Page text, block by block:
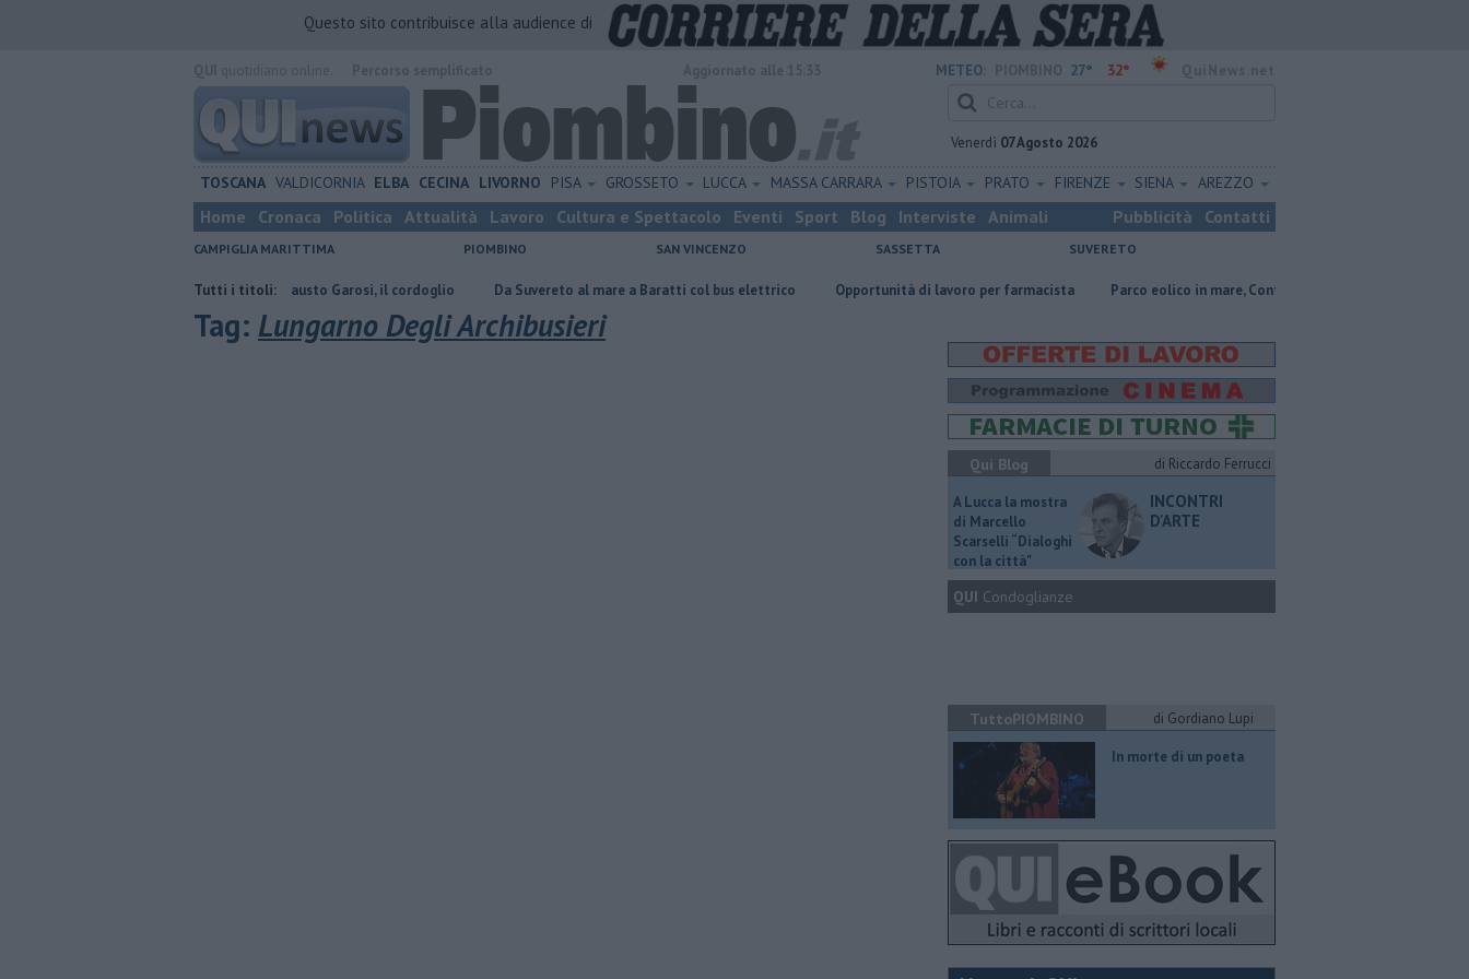
Questo sito contribuisce alla audience di
METEO: 27° 32°
Venerdì 07 Agosto 2026
TOSCANA VALDICORNIA ELBA CECINA LIVORNO PISA GROSSETO LUCCA MASSA CARRARA PISTOIA PRATO FIRENZE SIENA AREZZO
Home Cronaca Politica Attualità Lavoro Cultura e Spettacolo Eventi Sport Blog Interviste Animali Pubblicità Contatti
CAMPIGLIA MARITTIMA PIOMBINO SAN VINCENZO SASSETTA SUVERETO
Tutti i titoli:
Addio al dottor Fausto Garosi, il cordoglio Da Suvereto al mare a Baratti col bus elettrico Opportunità di lavoro per farmacista Parco eolico in mare, Confagricoltura contraria
Tag: Lungarno Degli Archibusieri
Qui Blog di Riccardo Ferrucci
A Lucca la mostra
di Marcello
Scarselli “Dialoghi
con la città"
INCONTRI
D'ARTE
QUI Condoglianze
TuttoPIOMBINO di Gordiano Lupi
In morte di un poeta